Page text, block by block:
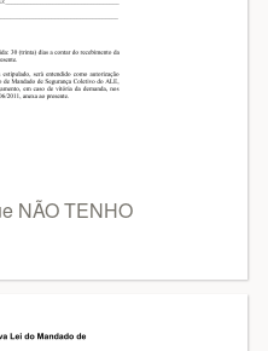
NÃO TENHO